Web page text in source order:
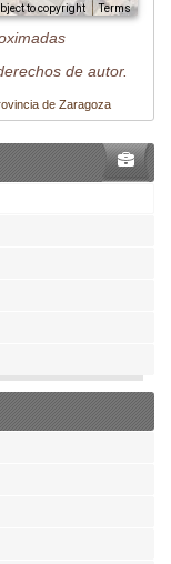
to copyright Terms
de autor.
de Zaragoza